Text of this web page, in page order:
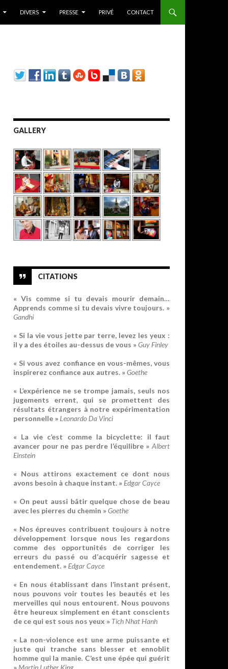
DIVERS PRESSE PRIVÉ CONTACT
GALLERY
CITATIONS
« Vis comme si tu devais mourir demain…
Apprends comme si tu devais vivre toujours. »
Gandhi
« Si la vie vous jette par terre, levez les yeux :
il y a des étoiles au-dessus de vous »Guy Finley
« Si vous avez confiance en vous-mêmes, vous
inspirerez confiance aux autres. »Goethe
« L’expérience ne se trompe jamais, seuls nos
jugements errent, qui se promettent des
résultats étrangers à notre expérimentation
personnelle » Leonardo Da Vinci
« La vie c’est comme la bicyclette: il faut
avancer pour ne pas perdre l’équilibre » Albert
Einstein
« Nous attirons exactement ce dont nous
avons besoin à chaque instant. » Edgar Cayce
« On peut aussi bâtir quelque chose de beau
avec les pierres du chemin »Goethe
« Nos épreuves contribuent toujours à notre
développement lorsque nous les regardons
comme des opportunités de corriger les
erreurs du passé ou d’acquérir sagesse et
entendement. » Edgar Cayce
« En nous établissant dans l’instant présent,
nous pouvons voir toutes les beautés et les
merveilles qui nous entourent. Nous pouvons
être heureux simplement en étant conscients
de ce qui est sous nos yeux » Tich Nhat Hanh
« La non-violence est une arme puissante et
juste qui tranche sans blesser et ennoblit
homme qui la manie. C’est une épée qui guérit
» Martin Luther King